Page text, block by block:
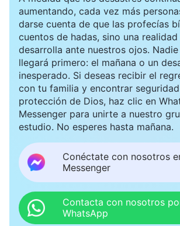
aumentando, cada vez más
darse cuenta de que las profecías
cuentos de hadas, sino una realidad
desarrolla ante nuestros ojos.
llegará primero: el mañana o un
inesperado. Si deseas recibir el
con tu familia y encontrar
protección de Dios, haz clic en
Messenger para unirte a nuestro
estudio. No esperes hasta mañana.
Conéctate con nosotros
Messenger
Contacta con nosotros
WhatsApp